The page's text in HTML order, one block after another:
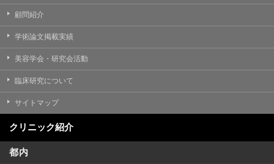
顧問紹介
学術論文掲載実績
美容学会・研究会活動
臨床研究について
サイトマップ
クリニック紹介
都内